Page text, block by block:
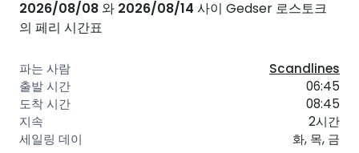
2026/08/08 와 2026/08/14 사이 Gedser 로스토크
의 페리 시간표
Scandlines
06:45
08:45
2시간
화, 목, 금